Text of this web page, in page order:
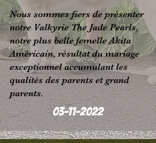
Nous sommes fiers de présenter
notre Valkyrie The Jade Pearls,
notre plus belle femelle Akita
Américain, résultat du mariage
exceptionnel accumulant les
qualités des parents et grand
parents.
03-11-2022